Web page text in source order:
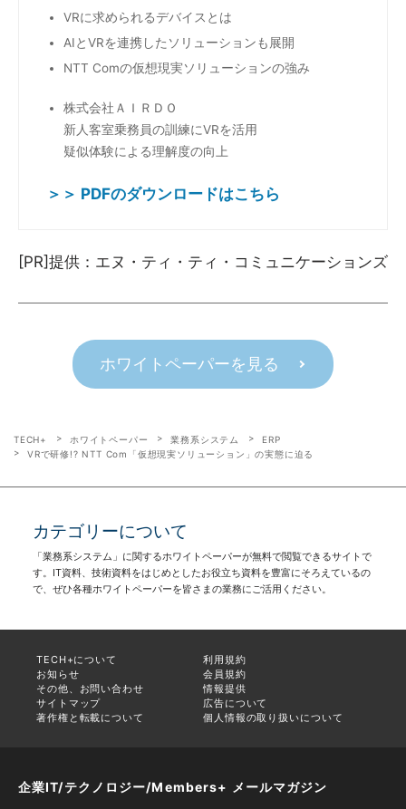
VRに求められるデバイスとは
AIとVRを連携したソリューションも展開
NTT Comの仮想現実ソリューションの強み
株式会社ＡＩＲＤＯ
新人客室乗務員の訓練にVRを活用
疑似体験による理解度の向上
＞＞ PDFのダウンロードはこちら
[PR]提供：エヌ・ティ・ティ・コミュニケーションズ
ホワイトペーパーを見る
TECH+ ホワイトペーパー 業務系システム
ERP
VRで研修!? NTT Com「仮想現実ソリューション」の実態に迫る
カテゴリーについて
「業務系システム」に関するホワイトペーパーが無料で閲覧できるサイトで
す。IT資料、技術資料をはじめとしたお役立ち資料を豊富にそろえているの
で、ぜひ各種ホワイトペーパーを皆さまの業務にご活用ください。
TECH+について
利用規約
お知らせ
会員規約
その他、お問い合わせ
情報提供
サイトマップ
広告について
著作権と転載について
個人情報の取り扱いについて
企業IT/テクノロジー/Members+ メールマガジン